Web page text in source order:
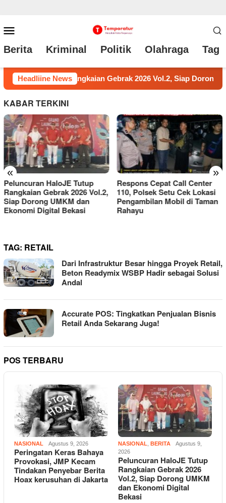
ke
konten
Mobile
Berita Kriminal Politik Olahraga Tag
Headliine News
Dorong UMKM dan Ekonomi Digital Bekasi Respons
KABAR TERKINI
« »
Respons Cepat Call Center
110, Polsek Setu Cek Lokasi
Pengambilan Mobil di Taman
Rahayu
Kunci Pintu Mobil Dirusak,
Tas Berisi Dokumen Penting
Milik Pengacara Raib di
Parkiran BCA Summarecon
TAG: RETAIL
Dari Infrastruktur Besar hingga Proyek Retail,
Beton Readymix WSBP Hadir sebagai Solusi
Andal
Accurate POS: Tingkatkan Penjualan Bisnis
Retail Anda Sekarang Juga!
POS TERBARU
NASIONAL Agustus 9, 2026
Peringatan Keras Bahaya
Provokasi, JMP Kecam
Tindakan Penyebar Berita
Hoax kerusuhan di Jakarta
NASIONAL, BERITA
Agustus 9,
2026
Peluncuran HaloJE Tutup
Rangkaian Gebrak 2026
Vol.2, Siap Dorong UMKM
dan Ekonomi Digital
Bekasi